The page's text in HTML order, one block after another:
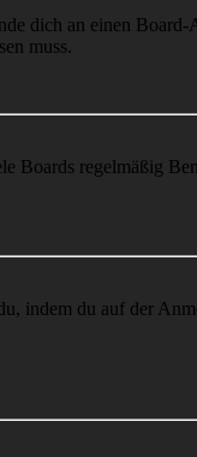
dich an einen Board-
muss.
Boards regelmäßig
indem du auf der